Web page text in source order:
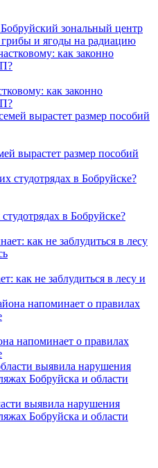
зональный центр
и ягоды на радиацию
как законно
вырастет размер пособий
в Бобруйске?
как не заблудиться в лесу и
напоминает о правилах
выявила нарушения
Бобруйска и области